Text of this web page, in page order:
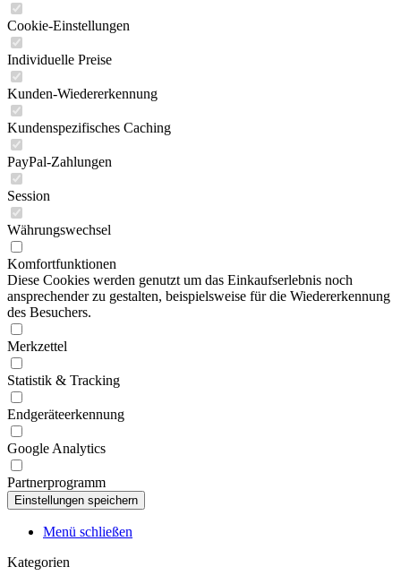
Cookie-Einstellungen
Individuelle Preise
Kunden-Wiedererkennung
Kundenspezifisches Caching
PayPal-Zahlungen
Session
Währungswechsel
Komfortfunktionen
Diese Cookies werden genutzt um das Einkaufserlebnis noch
ansprechender zu gestalten, beispielsweise für die Wiedererkennung
des Besuchers.
Merkzettel
Statistik & Tracking
Endgeräteerkennung
Google Analytics
Partnerprogramm
Menü schließen
Kategorien